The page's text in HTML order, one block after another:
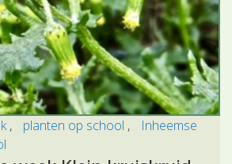
planten op school
Inheemse